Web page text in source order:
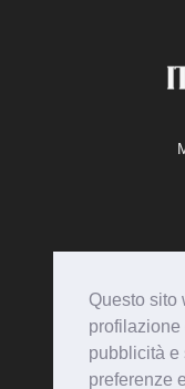
Questo sito
profilazione
pubblicità e
preferenze